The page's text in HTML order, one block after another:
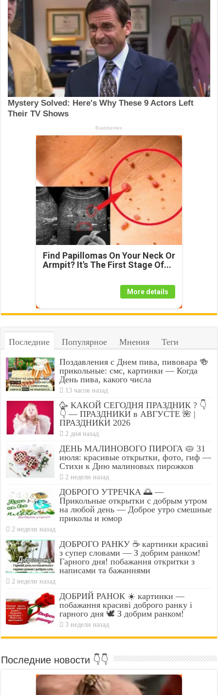
Find Papillomas On Your Neck Or
Armpit? It's The First Stage Of...
More details
Последние Популярное Мнения Теги
Поздавления с Днем пива, пивовара 🍻
прикольные: смс, картинки — Когда
День пива, какого числа
13 часов назад
🥳 КАКОЙ СЕГОДНЯ ПРАЗДНИК ? 👇
👇 — ПРАЗДНИКИ в АВГУСТЕ 🌺 |
ПРАЗДНИКИ 2026
2 дня назад
ДЕНЬ МАЛИНОВОГО ПИРОГА 🥧 31
июля: красивые открытки, фото, гиф —
Стихи к Дню малиновых пирожков
2 недели назад
ДОБРОГО УТРЕЧКА 🌅 —
Прикольные открытки с добрым утром
на любой день — Доброе утро смешные
приколы и юмор
2 недели назад
ДОБРОГО РАНКУ ☕ картинки красиві
з супер словами — З добрим ранком!
Гарного дня! побажання откритки з
написами та бажаннями
2 недели назад
ДОБРИЙ РАНОК ☀️ картинки —
побажання красиві доброго ранку і
гарного дня 🕊️ З добрим ранком!
3 недели назад
Последние новости 👇👇